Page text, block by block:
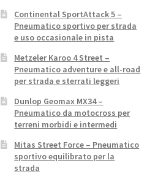
Continental SportAttack 5 –
Pneumatico sportivo per strada
e uso occasionale in pista
Metzeler Karoo 4 Street –
Pneumatico adventure e all-road
per strada e sterrati leggeri
Dunlop Geomax MX34 –
Pneumatico da motocross per
terreni morbidi e intermedi
Mitas Street Force – Pneumatico
sportivo equilibrato per la
strada